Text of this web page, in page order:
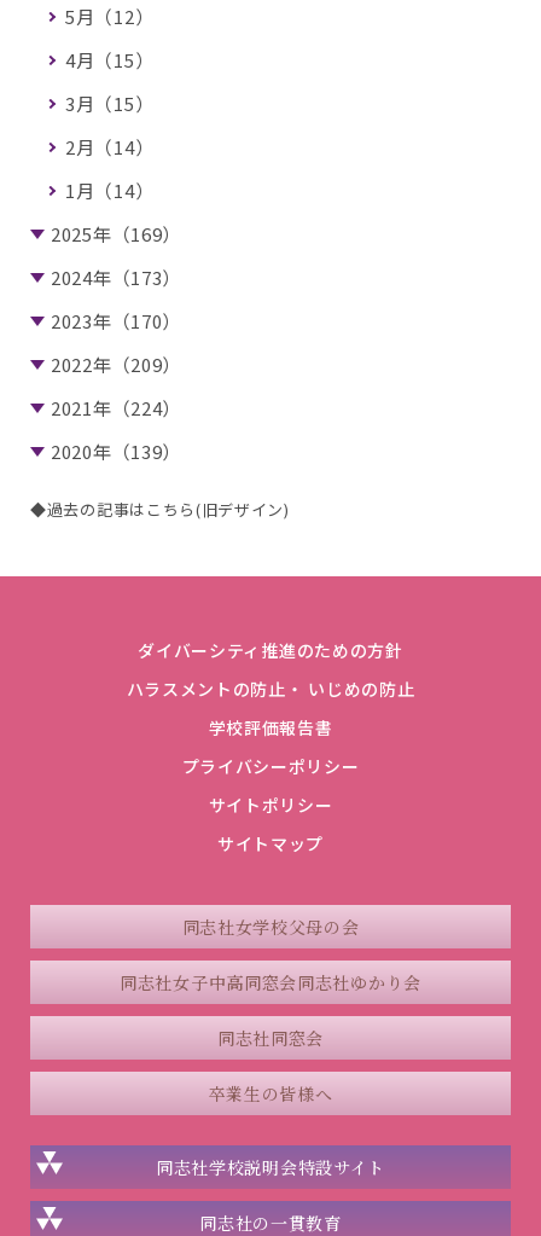
5月（12）
4月（15）
3月（15）
2月（14）
1月（14）
2025年（169）
2024年（173）
2023年（170）
2022年（209）
2021年（224）
2020年（139）
◆過去の記事はこちら(旧デザイン)
ダイバーシティ推進のための方針
ハラスメントの防止・ いじめの防止
学校評価報告書
プライバシーポリシー
サイトポリシー
サイトマップ
同志社女学校父母の会
同志社女子中高同窓会同志社ゆかり会
同志社同窓会
卒業生の皆様へ
同志社学校説明会特設サイト
同志社の一貫教育